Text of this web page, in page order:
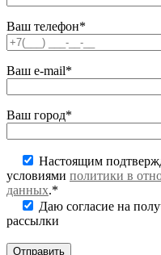
Ваш телефон*
Ваш e-mail*
Ваш город*
Настоящим
условиями политики в
данных.*
Даю согласие на
рассылки